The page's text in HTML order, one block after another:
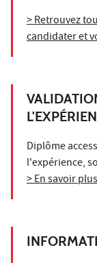
> Retrouvez
candidater et
Diplôme
l'expérience,
> En savoir plus